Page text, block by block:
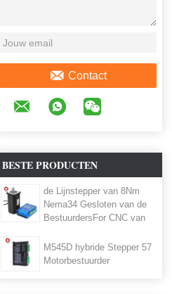
Contact
BESTE PRODUCTEN
de Lijnstepper van 8Nm
Nema34 Gesloten van de
BestuurdersFor CNC van
86HSE8N-BC38 HSS86 de
Routermachine
M545D hybride Stepper 57
Motorbestuurder